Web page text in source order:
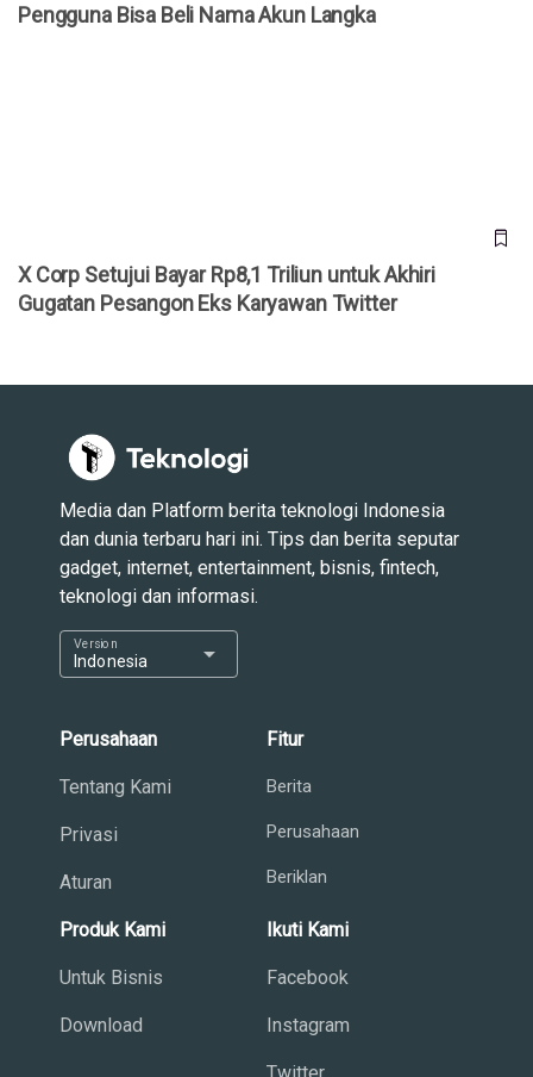
Pengguna Bisa Beli Nama Akun Langka
X Corp Setujui Bayar Rp8,1 Triliun untuk Akhiri
Gugatan Pesangon Eks Karyawan Twitter
Media dan Platform berita teknologi Indonesia
dan dunia terbaru hari ini. Tips dan berita seputar
gadget, internet, entertainment, bisnis, fintech,
teknologi dan informasi.
Indonesia
Version arrow_drop_down
Perusahaan
Tentang Kami
Privasi
Aturan
Fitur
Berita
Perusahaan
Beriklan
Produk Kami
Untuk Bisnis
Download
Ikuti Kami
Facebook
Instagram